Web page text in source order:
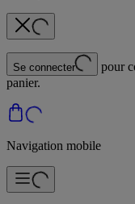
Se connecter
pour
panier.
Navigation mobile